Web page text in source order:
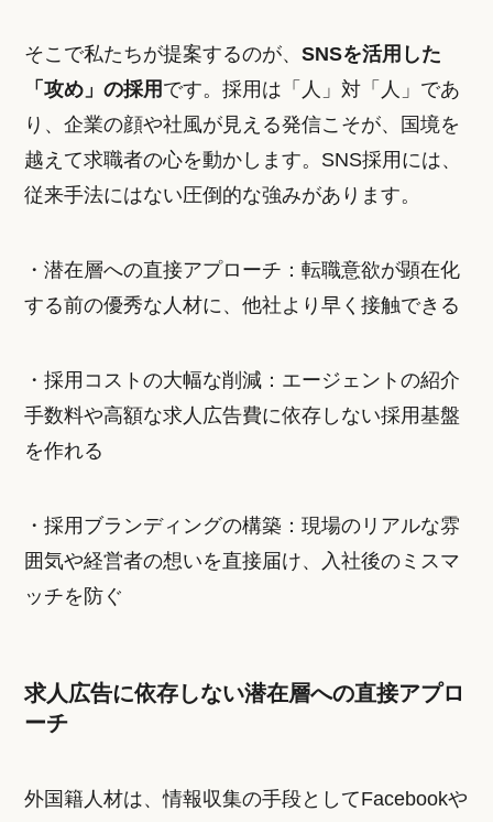
そこで私たちが提案するのが、SNSを活用した
「攻め」の採用 です。採用は「人」対「人」であ
り、企業の顔や社風が見える発信こそが、国境を
越えて求職者の心を動かします。SNS採用には、
従来手法にはない圧倒的な強みがあります。
・潜在層への直接アプローチ：転職意欲が顕在化
する前の優秀な人材に、他社より早く接触できる
・採用コストの大幅な削減：エージェントの紹介
手数料や高額な求人広告費に依存しない採用基盤
を作れる
・採用ブランディングの構築：現場のリアルな雰
囲気や経営者の想いを直接届け、入社後のミスマ
ッチを防ぐ
求人広告に依存しない潜在層への直接アプロ
ーチ
外国籍人材は、情報収集の手段としてFacebookや